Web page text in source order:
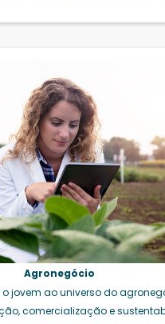
Agronegócio
jovem ao universo do
comercialização e